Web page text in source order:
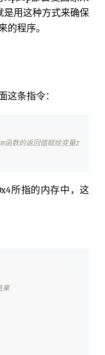
是用这种方式来确保
的程序。
这条指令：
函数的返回值赋给变量z
所指的内存中，这
果